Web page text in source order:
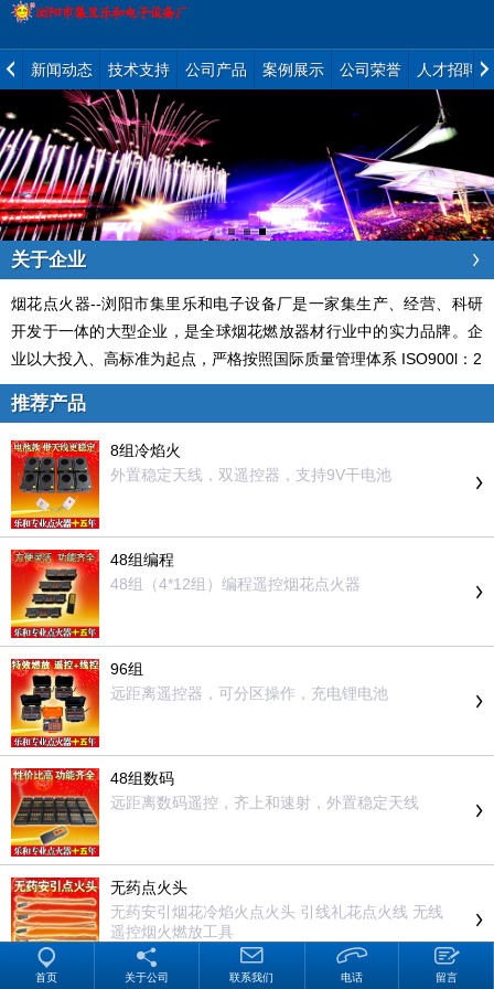
新闻动态 技术支持 公司产品 案例展示 公司荣誉 人才招聘
关于企业
烟花点火器--浏阳市集里乐和电子设备厂是一家集生产、经营、科研
开发于一体的大型企业，是全球烟花燃放器材行业中的实力品牌。企
业以大投入、高标准为起点，严格按照国际质量管理体系 ISO900l：2
推荐产品
8组冷焰火
外置稳定天线，双遥控器，支持9V干电池
48组编程
48组（4*12组）编程遥控烟花点火器
96组
远距离遥控器，可分区操作，充电锂电池
48组数码
远距离数码遥控，齐上和速射，外置稳定天线
无药点火头
无药安引烟花冷焰火点火头 引线礼花点火线 无线
遥控烟火燃放工具
首页 关于公司 联系我们 电话 留言